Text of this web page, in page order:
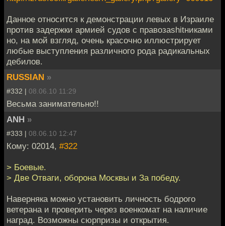
Данное относится к демонстрации левых в Израиле
против задержки армией судов с правозаshitниками
но, на мой взгляд, очень красочно иллюстрирует
любые выступления различного рода радикальных
дебилов.
RUSSIAN »
#332 | 08.06.10 11:29
Весьма занимательно!!
ANH »
#333 | 08.06.10 12:47
Кому: 02014, #322
> Боевые.
> Две Отваги, оборона Москвы и За победу.
Наверняка можно установить личность бодрого
ветерана и проверить через военкомат на наличие
наград. Возможны сюрпризы и открытия.